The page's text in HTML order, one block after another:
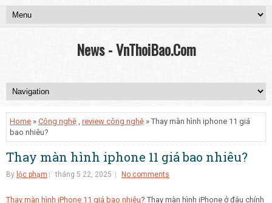
News - VnThoiBao.Com
Home » Công nghệ , review công nghệ » Thay màn hình iphone 11 giá
bao nhiêu?
Thay màn hình iphone 11 giá bao nhiêu?
By lộc phạm tháng 5 22, 2025 No comments
Thay màn hình iPhone 11 giá bao nhiêu? Thay màn hình iPhone ở đâu chính